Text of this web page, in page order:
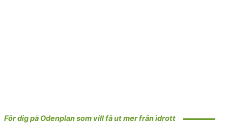
För dig på Odenplan som vill få ut mer från idrott